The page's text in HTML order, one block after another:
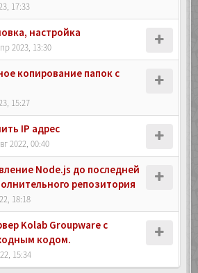
17:33
настройка
2023, 13:30
копирование папок с
15:27
IP адрес
2022, 00:40
Node.js до последней
репозитория
18:18
Kolab Groupware с
кодом.
15:34